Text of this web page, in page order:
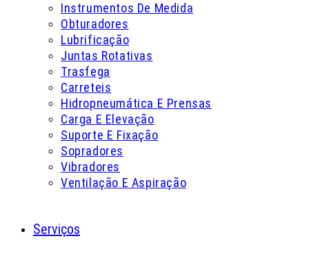
Instrumentos De Medida
Obturadores
Lubrificação
Juntas Rotativas
Trasfega
Carreteis
Hidropneumática E Prensas
Carga E Elevação
Suporte E Fixação
Sopradores
Vibradores
Ventilação E Aspiração
Serviços